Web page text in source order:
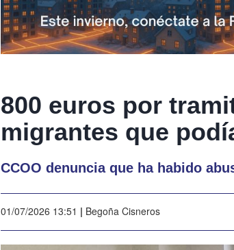
800 euros por
migrantes que
CCOO denuncia que ha habido
01/07/2026 13:51 | Begoña Cisneros